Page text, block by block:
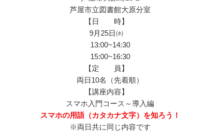
芦屋市立図書館大原分室
【日 時】
9月25日㈬
13:00~14:30
15:00~16:30
【定 員】
両日10名（先着順）
【講座内容】
スマホ入門コース～導入編
スマホの用語（カタカナ文字）を知ろう！
※両日共に同じ内容です